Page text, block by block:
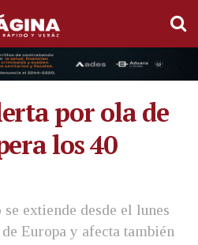
por ola de
los 40
extiende desde el lunes
Europa y afecta también